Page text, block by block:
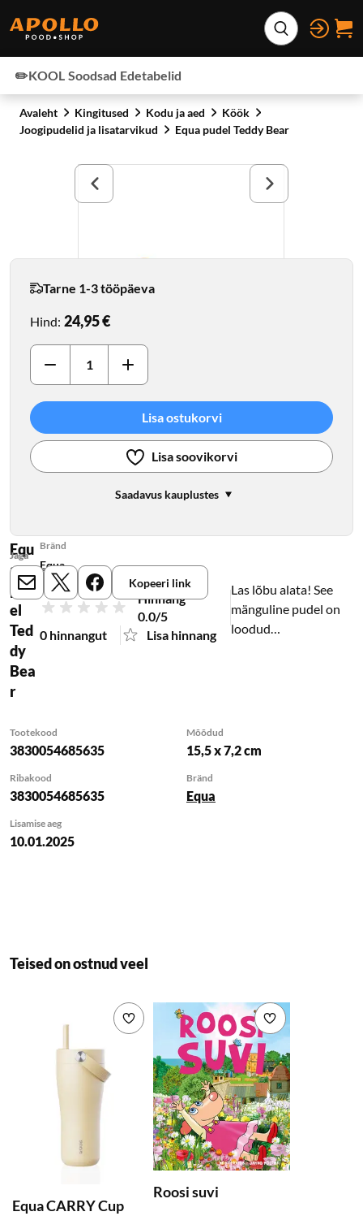
Laienda
✏️KOOL Soodsad Edetabelid
Avaleht Kingitused Kodu ja aed
Köök
Joogipudelid ja lisatarvikud
Equa pudel Teddy Bear
Equ
a
pud
el
Ted
dy
Bea
r
Bränd
Equa
Hinnang
0.0/5
0 hinnangut
Lisa hinnang
Las lõbu alata! See
mänguline pudel on
loodud
pargipäevadest kuni
- Kerge ja lihtne
kaasas kanda
- 100% lekkekindel
disain
Maht: 400ml
Mõõdud:
K155xL72mm
(käepidemega 90mm)
Tarne 1-3 tööpäeva
Hind: 24,95 €
Lisa ostukorvi
Lisa soovikorvi
Saadavus kauplustes
Jaga
E-mail X Meta Kopeeri link
Tootekood
3830054685635
Mõõdud
15,5 x 7,2 cm
Ribakood
3830054685635
Bränd
Equa
Lisamise aeg
10.01.2025
Teised on ostnud veel
Equa CARRY Cup
Lisa soovikorvi
Roosi suvi
Lisa soovikorvi